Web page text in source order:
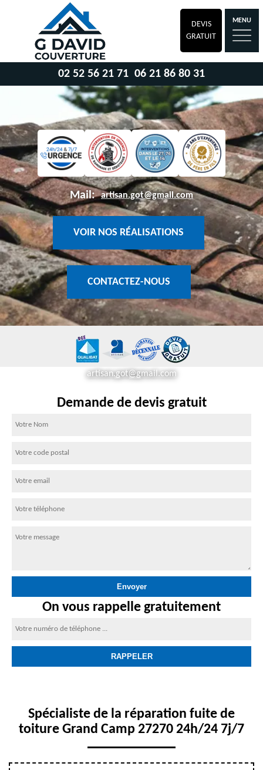
DEVIS
GRATUIT
MENU
02 52 56 21 71 06 21 86 80 31
Mail: artisan.got@gmail.com
VOIR NOS RÉALISATIONS
CONTACTEZ-NOUS
artisan.got@gmail.com
Demande de devis gratuit
On vous rappelle gratuitement
Spécialiste de la réparation fuite de
toiture Grand Camp 27270 24h/24 7j/7